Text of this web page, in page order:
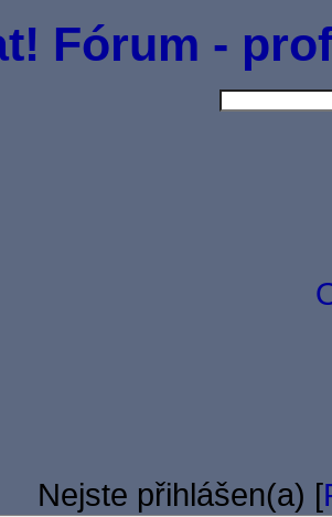
Fórum -
Nejste přihlášen(a) [